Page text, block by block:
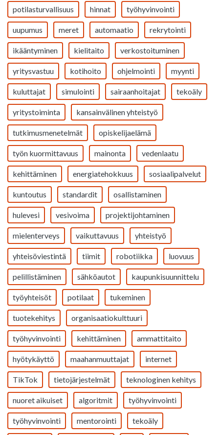
potilasturvallisuus hinnat työhyvinvointi
uupumus meret automaatio rekrytointi
ikääntyminen kielitaito verkostoituminen
yritysvastuu kotihoito ohjelmointi myynti
kuluttajat simulointi sairaanhoitajat tekoäly
yritystoiminta kansainvälinen yhteistyö
tutkimusmenetelmät opiskelijaelämä
työn kuormittavuus mainonta vedenlaatu
kehittäminen energiatehokkuus sosiaalipalvelut
kuntoutus standardit osallistaminen
hulevesi vesivoima projektijohtaminen
mielenterveys vaikuttavuus yhteistyö
yhteisöviestintä tiimit robotiikka luovuus
pelillistäminen sähköautot kaupunkisuunnittelu
työyhteisöt potilaat tukeminen
tuotekehitys organisaatiokulttuuri
työhyvinvointi kehittäminen ammattitaito
hyötykäyttö maahanmuuttajat internet
TikTok tietojärjestelmät teknologinen kehitys
nuoret aikuiset algoritmit työhyvinvointi
työhyvinvointi mentorointi tekoäly